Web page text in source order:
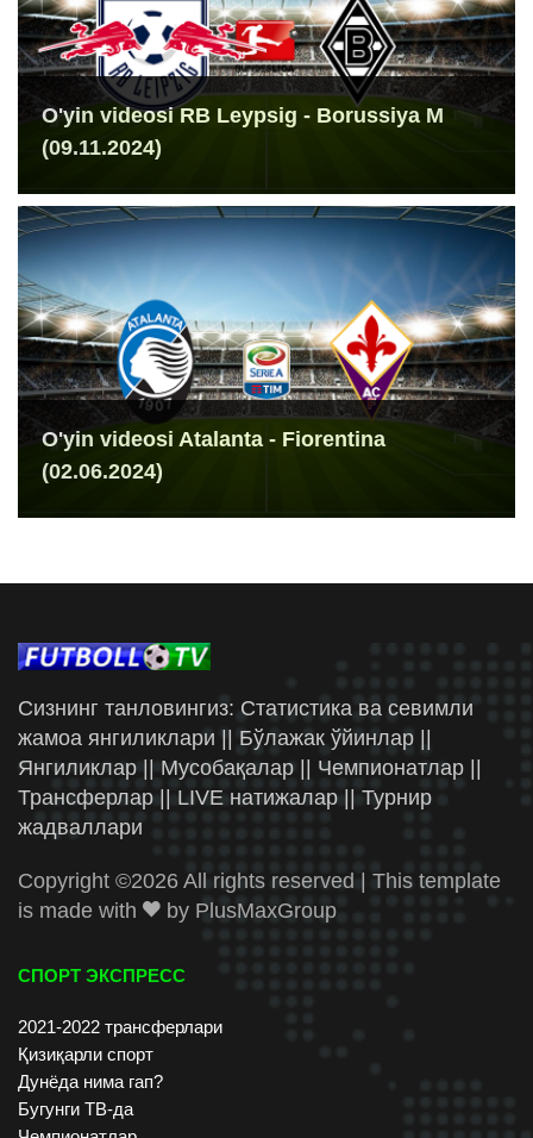
O'yin videosi RB Leypsig - Borussiya M
(09.11.2024)
O'yin videosi Atalanta - Fiorentina
(02.06.2024)
Сизнинг танловингиз: Статистика ва севимли
жамоа янгиликлари || Бўлажак ўйинлар ||
Янгиликлар || Мусобақалар || Чемпионатлар ||
Трансферлар || LIVE натижалар || Турнир
жадваллари
Copyright ©2026 All rights reserved | This template
is made with
by PlusMaxGroup
СПОРТ ЭКСПРЕСС
2021-2022 трансферлари
Қизиқарли спорт
Дунёда нима гап?
Бугунги ТВ-да